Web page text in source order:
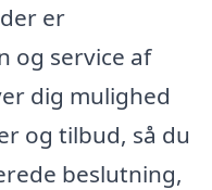
er
og service af
dig mulighed
og tilbud, så du
beslutning,